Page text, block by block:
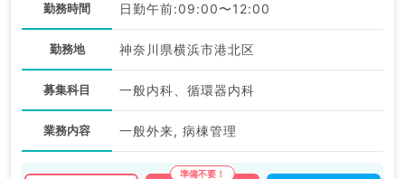
勤務時間 日勤午前:09:00〜12:00
勤務地 神奈川県横浜市港北区
募集科目 一般内科、循環器内科
業務内容 一般外来, 病棟管理